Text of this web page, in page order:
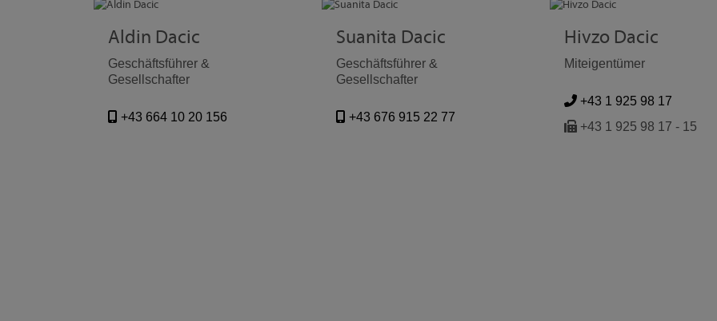
Aldin Dacic
Geschäftsführer &
Gesellschafter
+43 664 10 20 156
Suanita Dacic
Geschäftsführer &
Gesellschafter
+43 676 915 22 77
Hivzo Dacic
Miteigentümer
+43 1 925 98 17
+43 1 925 98 17 - 15